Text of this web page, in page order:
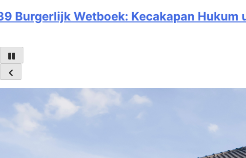
Kecakapan Hukum untuk Memperoleh